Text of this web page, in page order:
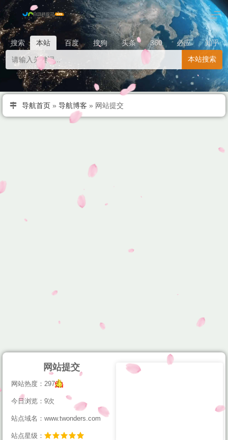
搜索 本站 百度 搜狗 头条 360 必应
知乎
本站搜索
导航首页 » 导航博客 » 网站提交
网站提交
网站热度：297
今日浏览：9次
站点域名：www.twonders.com
站点星级：